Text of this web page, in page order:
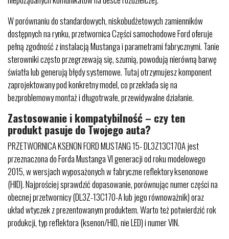
W porównaniu do standardowych, niskobudżetowych zamienników
dostępnych na rynku, przetwornica Części samochodowe Ford oferuje
pełną zgodność z instalacją Mustanga i parametrami fabrycznymi. Tanie
sterowniki często przegrzewają się, szumią, powodują nierówną barwę
światła lub generują błędy systemowe. Tutaj otrzymujesz komponent
zaprojektowany pod konkretny model, co przekłada się na
bezproblemowy montaż i długotrwałe, przewidywalne działanie.
Zastosowanie i kompatybilność – czy ten
produkt pasuje do Twojego auta?
PRZETWORNICA KSENON FORD MUSTANG 15- DL3Z13C170A jest
przeznaczona do Forda Mustanga VI generacji od roku modelowego
2015, w wersjach wyposażonych w fabryczne reflektory ksenonowe
(HID). Najprościej sprawdzić dopasowanie, porównując numer części na
obecnej przetwornicy (DL3Z-13C170-A lub jego równoważnik) oraz
układ wtyczek z prezentowanym produktem. Warto też potwierdzić rok
produkcji, typ reflektora (ksenon/HID, nie LED) i numer VIN.